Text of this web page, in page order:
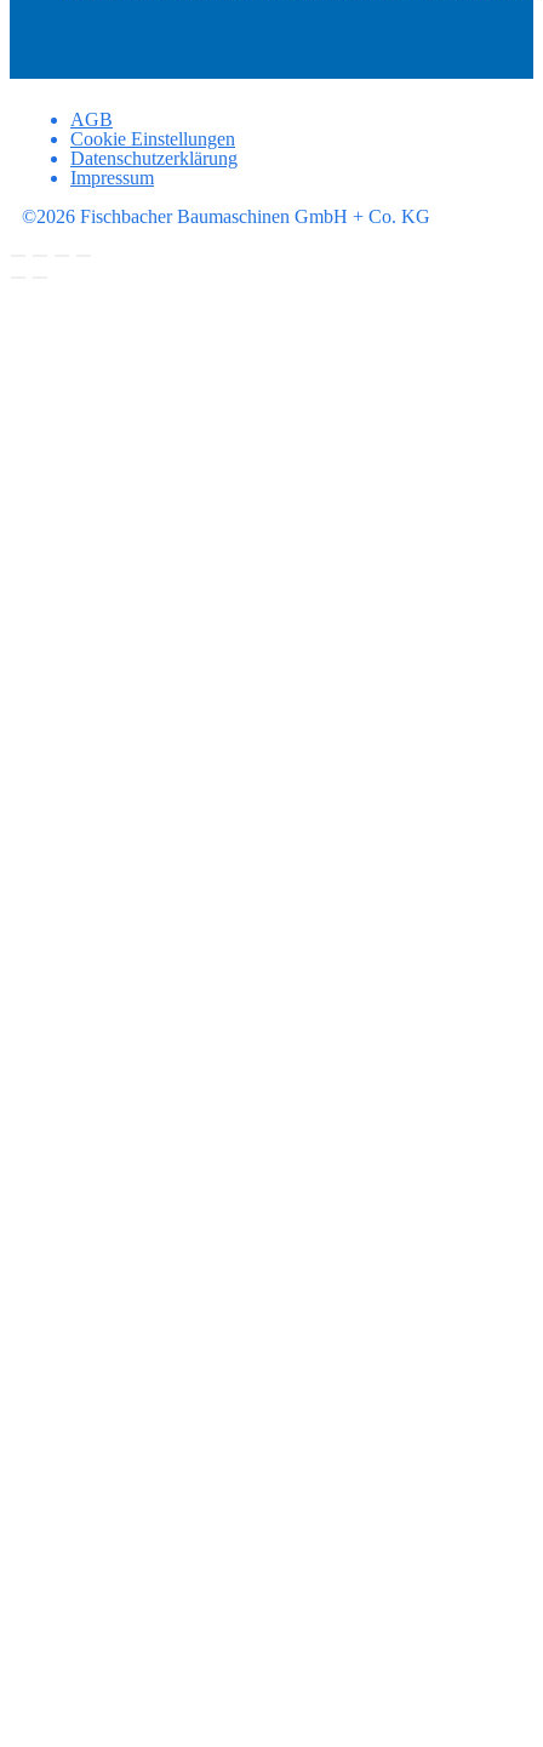
AGB
Cookie Einstellungen
Datenschutzerklärung
Impressum
©2026 Fischbacher Baumaschinen GmbH + Co. KG